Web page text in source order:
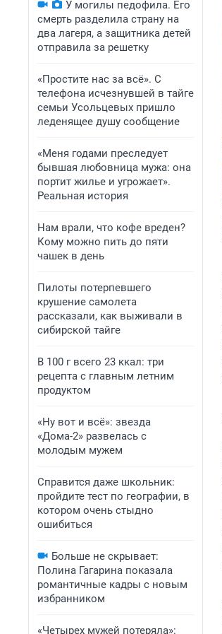
У могилы педофила. Его
смерть разделила страну на
два лагеря, а защитника детей
отправила за решетку
«Простите нас за всё». С
телефона исчезнувшей в тайге
семьи Усольцевых пришло
леденящее душу сообщение
«Меня годами преследует
бывшая любовница мужа: она
портит жилье и угрожает».
Реальная история
Нам врали, что кофе вреден?
Кому можно пить до пяти
чашек в день
Пилоты потерпевшего
крушение самолета
рассказали, как выживали в
сибирской тайге
В 100 г всего 23 ккал: три
рецепта с главным летним
продуктом
«Ну вот и всё»: звезда
«Дома-2» развелась с
молодым мужем
Справится даже школьник:
пройдите тест по географии, в
котором очень стыдно
ошибиться
Больше не скрывает:
Полина Гагарина показала
романтичные кадры с новым
избранником
«Четырех мужей потеряла»: